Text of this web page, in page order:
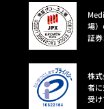
場）
証
株
者
受け